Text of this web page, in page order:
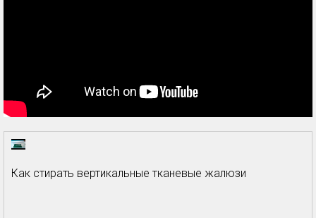
Как стирать вертикальные тканевые жалюзи